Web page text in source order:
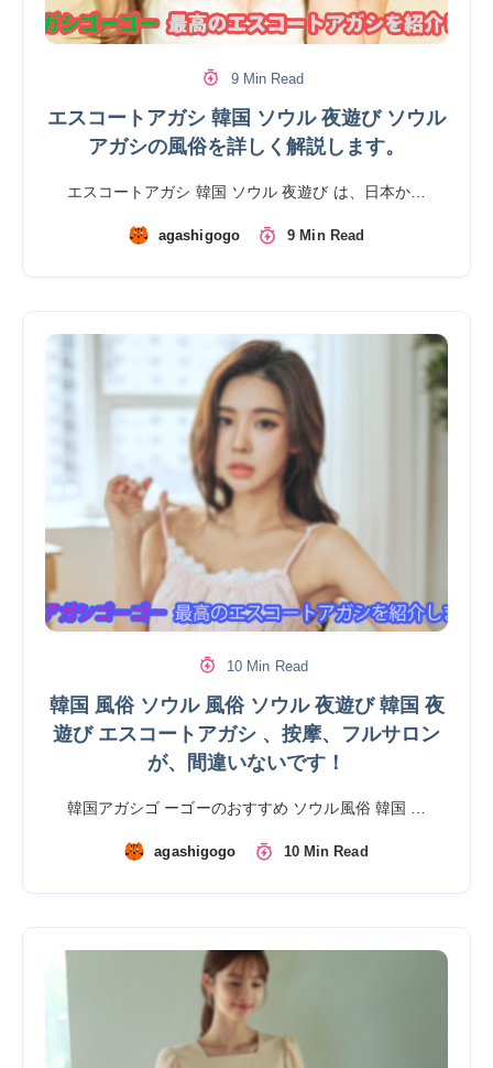
9 Min Read
エスコートアガシ 韓国 ソウル 夜遊び ソウル
アガシの風俗を詳しく解説します。
エスコートアガシ 韓国 ソウル 夜遊び は、日本か…
agashigogo 9 Min Read
10 Min Read
韓国 風俗 ソウル 風俗 ソウル 夜遊び 韓国 夜
遊び エスコートアガシ 、按摩、フルサロン
が、間違いないです！
韓国アガシゴ ーゴーのおすすめ ソウル風俗 韓国 …
agashigogo 10 Min Read